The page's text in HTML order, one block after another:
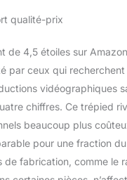
peut être
latéral pour
démontage et
Extensibilité et
Facile: La tête
hydraulique
trou fileté 1/4"-
peut être utilisé
des bras
qualité-prix
de 4,5 étoiles sur
par ceux qui
vidéographiques
chiffres. Ce trépied
beaucoup plus
pour une fraction
de fabrication, comme le